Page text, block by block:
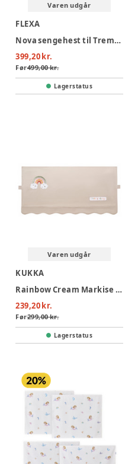
Varen udgår
FLEXA
Nova sengehest til Tremmeseng, cream
399,20 kr.
Før499,00 kr.
Lagerstatus
Varen udgår
KUKKA
Rainbow Cream Markise til husseng 70x140
239,20 kr.
Før299,00 kr.
Lagerstatus